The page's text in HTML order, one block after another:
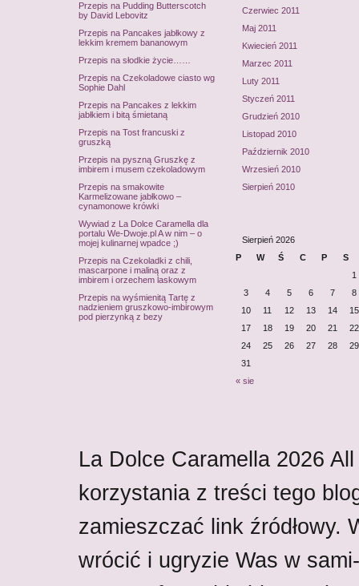
Przepis na Pudding Butterscotch
by David Lebovitz
Przepis na Pancakes jabłkowy z
lekkim kremem bananowym
Przepis na słodkie życie……
Przepis na Czekoladowe ciasto wg
Sophie Dahl
Przepis na Pancakes z lekkim
jabłkiem i bitą śmietaną
Przepis na Tost francuski z
gruszką
Przepis na pyszną Gruszkę z
imbirem i musem czekoladowym
Przepis na smakowite
Karmelizowane jabłkowo –
cynamonowe krówki
Wywiad z La Dolce Caramella dla
portalu We-Dwoje.pl A w nim – o
mojej kulinarnej wpadce ;)
Przepis na Czekoladki z chili,
mascarpone i maliną oraz z
imbirem i orzechem laskowym
Przepis na wyśmienitą Tartę z
nadzieniem gruszkowo-imbirowym
pod pierzynką z bezy
Czerwiec 2011
Maj 2011
Kwiecień 2011
Marzec 2011
Luty 2011
Styczeń 2011
Grudzień 2010
Listopad 2010
Październik 2010
Wrzesień 2010
Sierpień 2010
Sierpień 2026
P
W Ś C P S
« sie
1
3
4 5 6 7
8
10
11 12 13 14
15
17
18 19 20 21
22
24
25 26 27 28
29
31
La Dolce Caramella 2026
korzystania z treści tego
zamieszczać link źródłowy.
wrócić i ugryzie Was w